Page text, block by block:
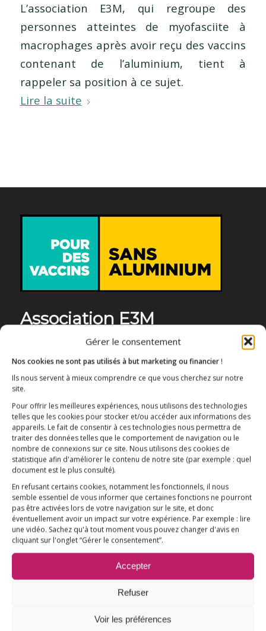
Gérer le consentement
Nos cookies ne sont pas utilisés à but marketing ou financier !
Ils nous servent à mieux comprendre ce que vous cherchez sur notre
site.
Pour offrir les meilleures expériences, nous utilisons des technologies
telles que les cookies pour stocker et/ou accéder aux informations des
appareils. Le fait de consentir à ces technologies nous permettra de
traiter des données telles que le comportement de navigation ou le
nombre de connexions sur ce site. Nous utilisons des cookies de
statistique afin d'améliorer le contenu de notre site (par exemple : quel
document est le plus consulté).
En refusant certains cookies, notamment les fonctionnels, il nous
semble essentiel de vous informer que certaines fonctions ne pourront
pas être activées lors de votre navigation sur le site, et donc
éventuellement avoir un impact sur votre expérience. Par exemple : lire
une vidéo. Sachez qu'à tout moment vous pouvez changer d'avis en
cliquant sur l'onglet “Gérer le consentement”.
Accepter
Refuser
Voir les préférences
L’association E3M, qui regroupe des
personnes atteintes de myofasciite à
macrophages après avoir reçu des vaccins
contenant de l’aluminium, tient à
rappeler sa position à ce sujet.
Lire la suite
Association E3M
Qui sommes-nous ?
L’ESSENTIEL
COMPRENDRE
AGIR
VACCINATION HPV
E3M interpelle le Ministre de la Santé
Vaccination HPV – FAQ